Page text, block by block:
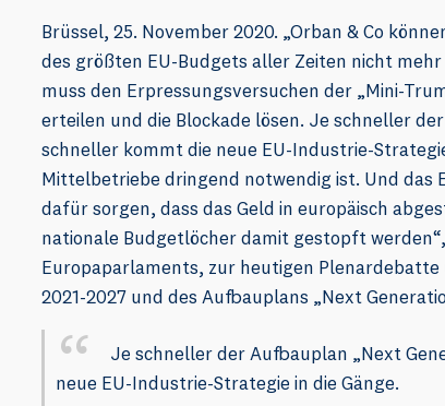
Brüssel, 25. November 2020. „Orban & Co
des größten EU-Budgets aller Zeiten nicht
muss den Erpressungsversuchen der „Mini-
erteilen und die Blockade lösen. Je schneller
schneller kommt die neue EU-Industrie-
Mittelbetriebe dringend notwendig ist. Und
dafür sorgen, dass das Geld in europäisch
nationale Budgetlöcher damit gestopft
Europaparlaments, zur heutigen Plenardebatte
2021-2027 und des Aufbauplans „Next
Je schneller der Aufbauplan „Next
neue EU-Industrie-Strategie in die Gänge.